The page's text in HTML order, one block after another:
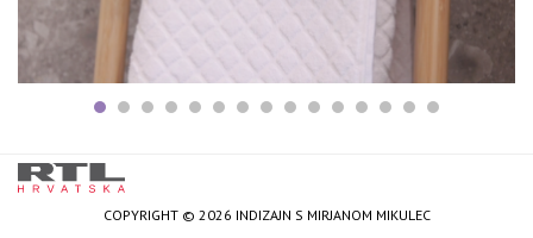
COPYRIGHT © 2026 INDIZAJN S MIRJANOM MIKULEC